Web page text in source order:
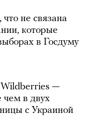
не связана
которые
в Госдуму
Wildberries —
чем в двух
с Украиной